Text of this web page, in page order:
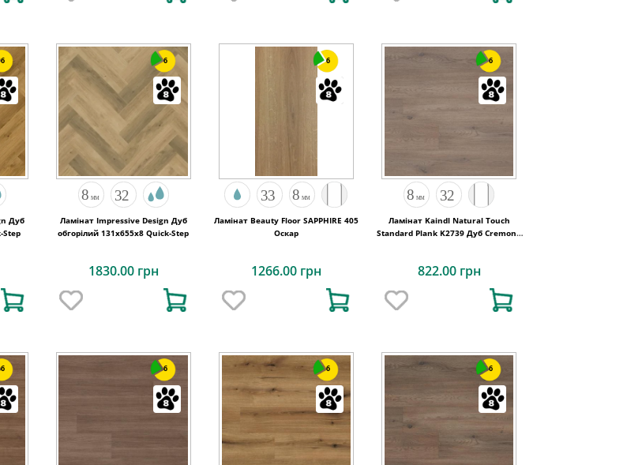
6
Дуб
Step
6
Ламінат Impressive Design Дуб
обгорілий 131х655x8 Quick-Step
1830.00 грн
6
Ламінат Beauty Floor SAPPHIRE 405
Оскар
1266.00 грн
6
Ламінат Kaindl Natural Touch
Standard Plank K2739 Дуб Cremona
822.00 грн
6 6 6 6